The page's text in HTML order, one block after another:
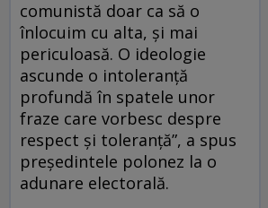
comunistă doar ca să o
înlocuim cu alta, și mai
periculoasă. O ideologie
ascunde o intoleranță
profundă în spatele unor
fraze care vorbesc despre
respect și toleranță”, a spus
președintele polonez la o
adunare electorală.